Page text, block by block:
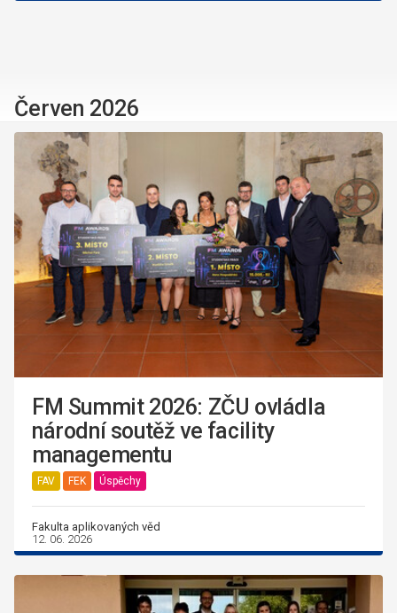
Červen 2026
FM Summit 2026: ZČU ovládla
národní soutěž ve facility
managementu
FAV FEK Úspěchy
Fakulta aplikovaných věd
12. 06. 2026